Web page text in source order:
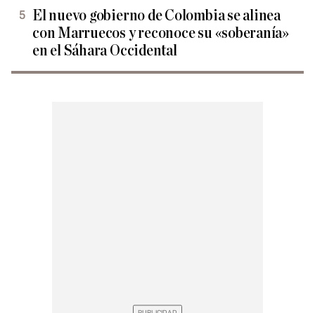
El nuevo gobierno de Colombia se alinea
con Marruecos y reconoce su «soberanía»
en el Sáhara Occidental